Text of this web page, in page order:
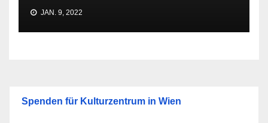
JAN. 9, 2022
Spenden für Kulturzentrum in Wien